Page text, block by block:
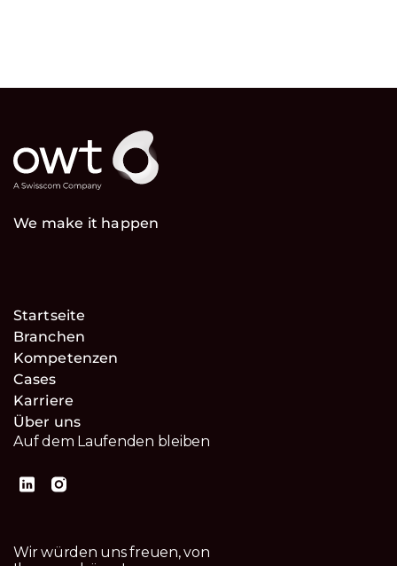
We make it happen
Startseite
Branchen
Kompetenzen
Cases
Karriere
Über uns
Auf dem Laufenden bleiben
Wir würden uns freuen, von